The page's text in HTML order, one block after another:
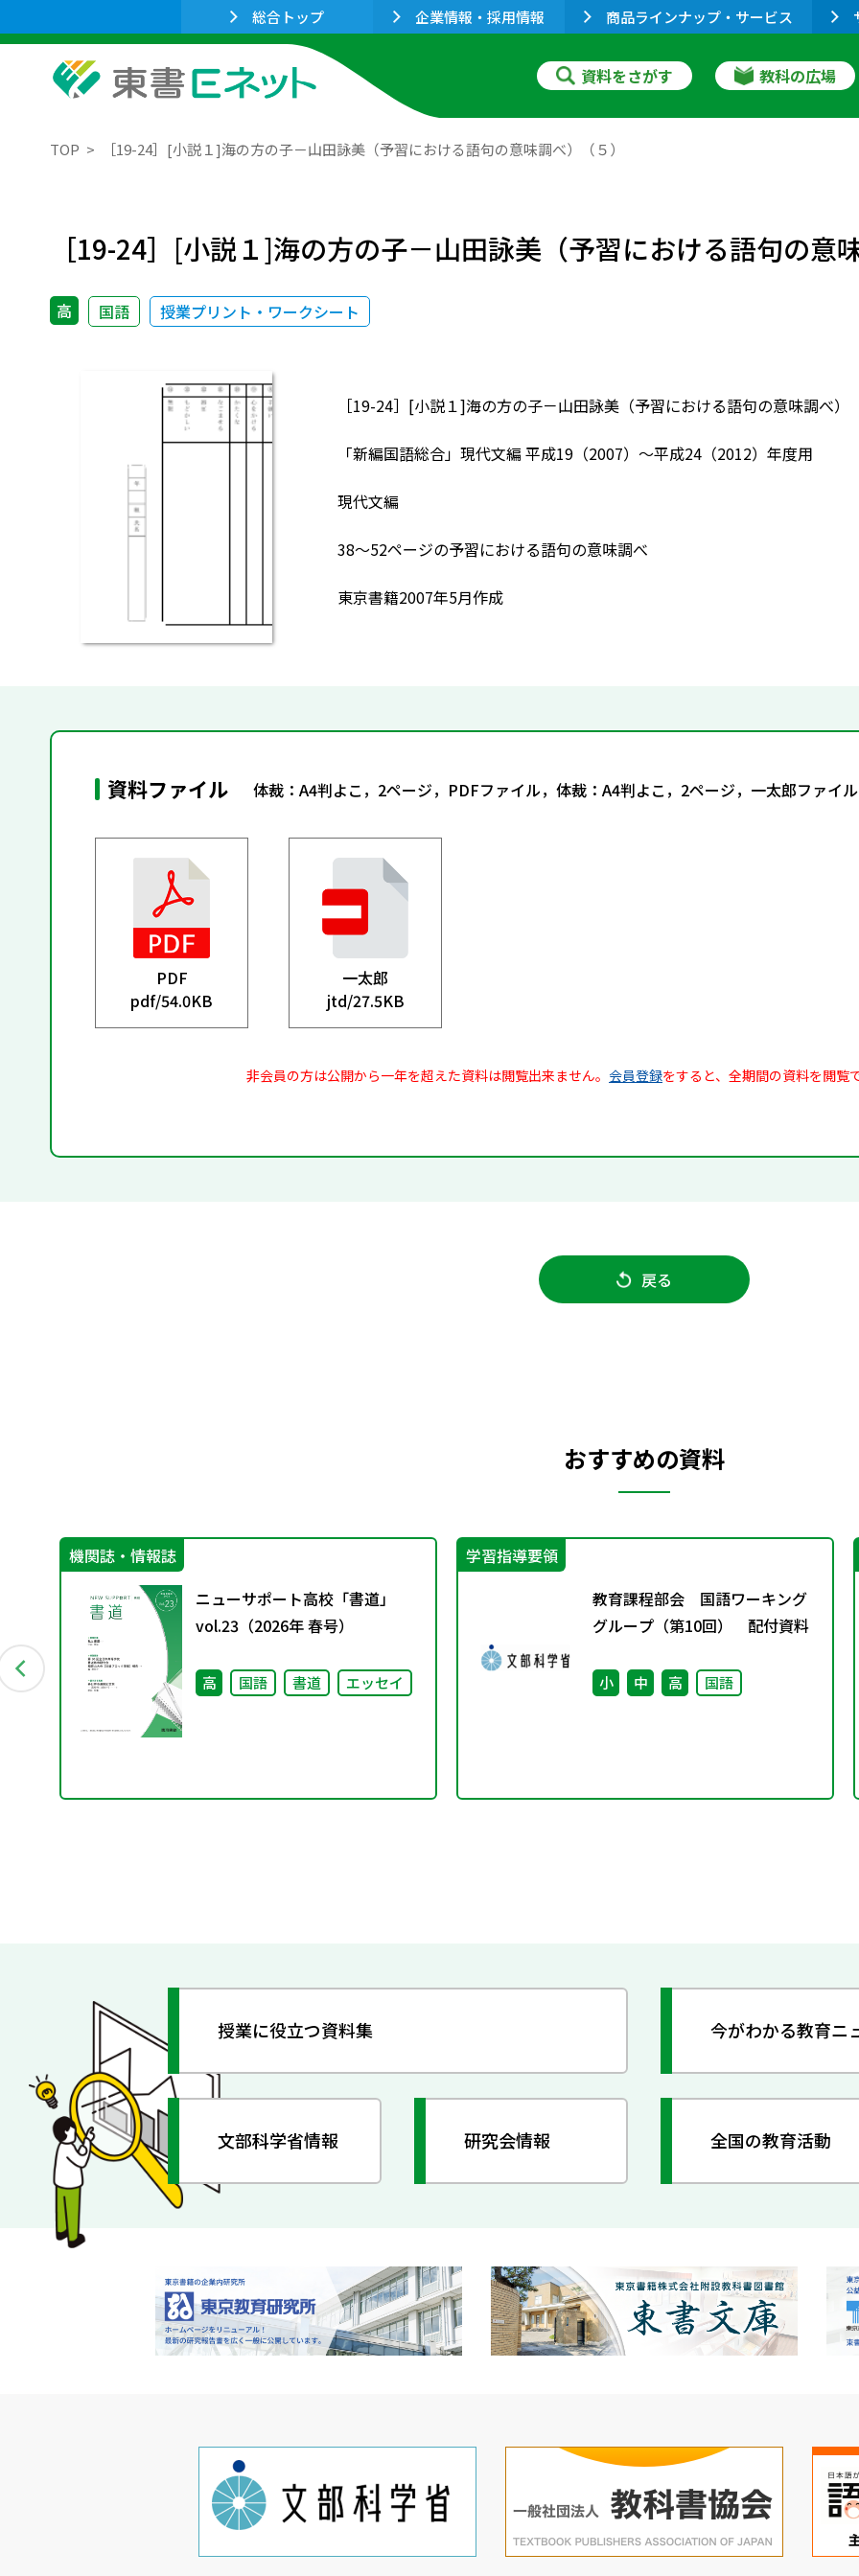
総合トップ 企業情報・採用情報 商品ラインナップ・サービス
資料をさがす 教科の広場
TOP ［19-24］[小説１]海の方の子－山田詠美（予習における語句の意味調べ）（５）
［19-24］[小説１]海の方の子－山田詠美（予習における語句の意
高 国語 授業プリント・ワークシート
［19-24］[小説１]海の方の子－山田詠美（予習における語句の意味調べ）
「新編国語総合」現代文編 平成19（2007）～平成24（2012）年度用
現代文編
38～52ページの予習における語句の意味調べ
東京書籍2007年5月作成
資料ファイル 体裁：A4判よこ，2ページ，PDFファイル，体裁：A4判よこ，2ページ，一太郎ファイル
PDF
pdf/54.0KB
一太郎
jtd/27.5KB
非会員の方は公開から一年を超えた資料は閲覧出来ません。 会員登録をすると、全期間の資料を閲覧
戻る
おすすめの資料
機関誌・情報誌
ニューサポート高校「書道」
vol.23（2026年 春号）
高 国語 書道 エッセイ
学習指導要領
教育課程部会 国語ワーキング
グループ（第10回） 配付資料
小 中 高 国語
授業に役立つ資料集 今がわかる教育ニ
文部科学省情報 研究会情報 全国の教育活動